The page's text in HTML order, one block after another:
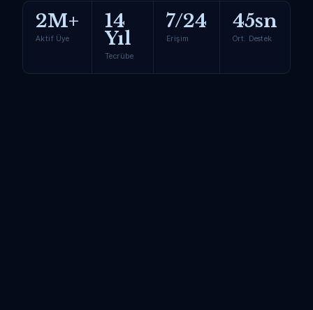
2M+
Aktif Üye
14
Yıl
Tecrübe
7/24
Erişim
45sn
Ort. Destek